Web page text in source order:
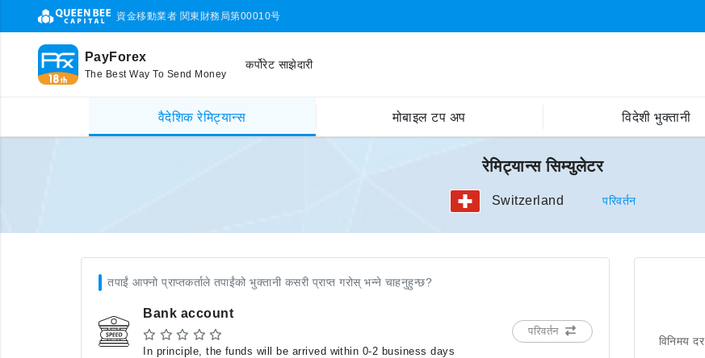
資金移動業者 関東財務局第00010号
PayForex
The Best Way To Send Money
कर्पोरेट साझेदारी
वैदेशिक रेमिट्यान्स मोबाइल टप अप विदेशी भुक्तानी
रेमिट्यान्स सिम्युलेटर
Switzerland परिवर्तन
तपाईं आफ्नो प्राप्तकर्ताले तपाईंको भुक्तानी कसरी प्राप्त गरोस् भन्ने चाहनुहुन्छ?
Bank account
In principle, the funds will be arrived within 0-2 business days
परिवर्तन
विनिमय दर